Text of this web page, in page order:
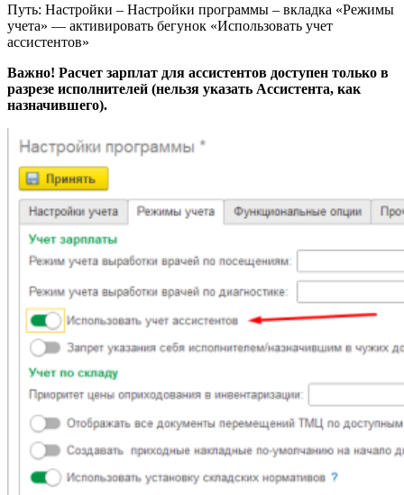
Путь: Настройки – Настройки программы – вкладка «Режимы
учета» — активировать бегунок «Использовать учет
ассистентов»
Важно! Расчет зарплат для ассистентов доступен только в
разрезе исполнителей (нельзя указать Ассистента, как
назначившего).